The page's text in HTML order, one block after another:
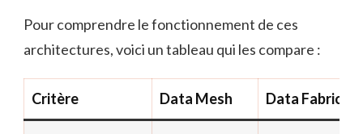
Pour comprendre le fonctionnement de ces
architectures, voici un tableau qui les compare :
Critère Data Mesh Data Fabric